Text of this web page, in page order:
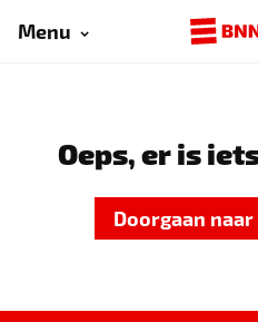
Menu
Oeps, er is
Doorgaan